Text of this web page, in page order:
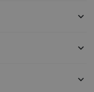


